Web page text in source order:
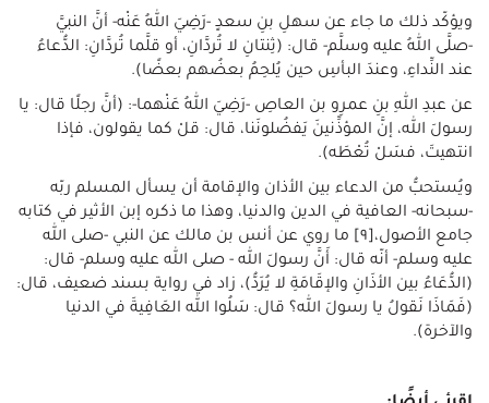
ويؤكّد ذلك ما جاء عن سهلِ بنِ سعدٍ -رَضِيَ اللهُ عَنْه- أنَّ النبيَّ
-صلَّى اللهُ عليه وسلَّم- قال: (ثِنتانِ لا تُردَّانِ، أو قلَّما تُردَّانِ: الدُّعاءُ
عند النِّداءِ، وعندَ البأسِ حين يُلحِمُ بعضُهم بعضًا).
عن عبدِ اللهِ بنِ عمرِو بن العاصِ -رَضِيَ اللهُ عَنْهما-: (أنَّ رجلًا قال: يا
رسولَ الله، إنَّ المؤذِّنينَ يَفضُلونَنا، قال: قلْ كما يقولون، فإذا
انتهيتَ، فسَلْ تُعْطَه).
ويُستحبُّ من الدعاء بين الأذان والإقامة أن يسأل المسلم ربّه
-سبحانه- العافية في الدين والدنيا، وهذا ما ذكره إبن الأثير في كتابه
جامع الأصول،[٩] ما روي عن أنس بن مالك عن النبي -صلى الله
عليه وسلم- أنّه قال: أَنَّ رسولَ الله - صلى الله عليه وسلم- قال:
(الدُّعَاءُ بين الأذَانِ والإقَامَةِ لا يُرَدُّ)، زاد في رواية بسند ضعيف، قال:
(فَمَاذَا نَقولُ يا رسولَ الله؟ قال: سَلُوا الله العَافِيةَ في الدنيا
والآخرة).